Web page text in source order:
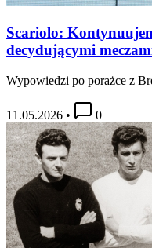
Scariolo:
decydującymi
Wypowiedzi po porażce z
11.05.2026 • 0